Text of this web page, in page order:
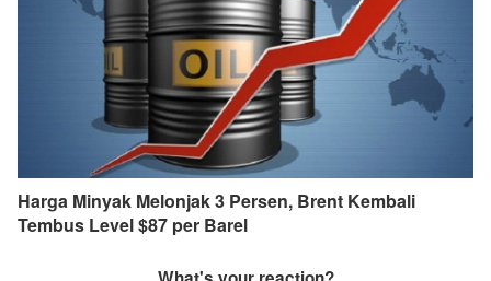
Harga Minyak Melonjak 3 Persen, Brent Kembali
Tembus Level $87 per Barel